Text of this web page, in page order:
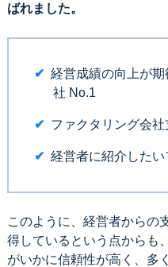
ばれました。
経営成績の向上が
社 No.1
ファクタリング会
経営者に紹介した
このように、経営者からの
得しているという点からも
がいかに信頼性が高く、多